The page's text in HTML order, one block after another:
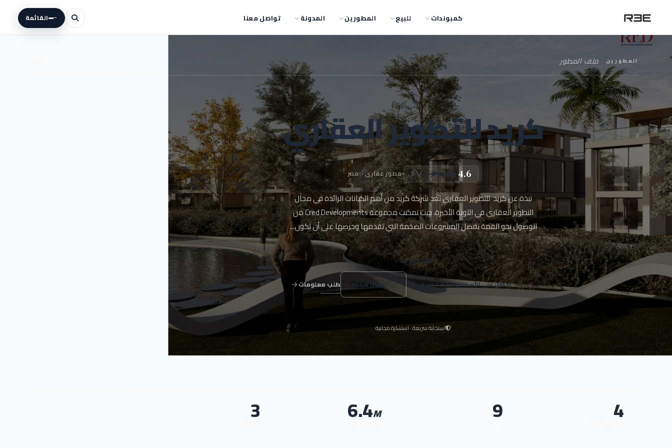
كمبوندات للبيع المطورين المدونة تواصل معنا القائمة
المطورين ملف المطور
كريد للتطوير العقاري
4.6
/ 5 مطور عقاري · مصر
نبذة عن كريد للتطوير العقاري تعد شركة كريد من أهم الكيانات الرائدة في مجال
التطوير العقاري في الآونة الأخيرة، حيث تمكنت مجموعة Cred Developments من
الوصول نحو القمة بفضل المشروعات الضخمة التي تقدمها وحرصها على أن تكون...
اقرأ المزيد
+ احصل على الأسعار وخطط السداد اتصال مباشر طلب معلومات
استجابة سريعة · استشارة مجانية
4
9
6.4M
3